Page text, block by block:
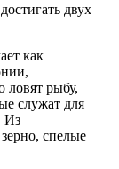
двух
как
ловят рыбу,
служат для
Из
спелые